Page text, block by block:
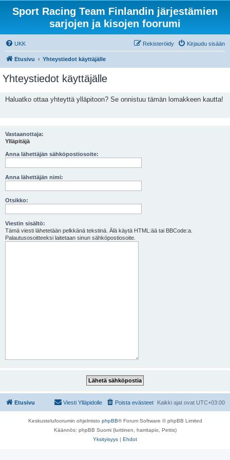
Sport Racing Team Finlandin järjestämien
sarjojen ja kisojen foorumi
UKK Kirjaudu sisään
Rekisteröidy
Etusivu Yhteystiedot käyttäjälle
Yhteystiedot käyttäjälle
Haluatko ottaa yhteyttä ylläpitoon? Se onnistuu tämän lomakkeen kautta!
Vastaanottaja:
Ylläpitäjä
Anna lähettäjän sähköpostiosoite:
Anna lähettäjän nimi:
Otsikko:
Viestin sisältö:
Tämä viesti lähetetään pelkkänä tekstinä. Älä käytä HTML:ää tai BBCode:a.
Palautusosoitteeksi laitetaan sinun sähköpostiosoite.
Etusivu Kaikki ajat ovat UTC+03:00
Poista evästeet
Viesti Ylläpidolle
Keskustelufoorumin ohjelmisto phpBB® Forum Software © phpBB Limited
Käännös: phpBB Suomi (lurttinen, harritapio, Pettis)
Yksityisyys | Ehdot